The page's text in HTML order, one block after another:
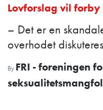
Lovforslag vil forby
– Det er en
overhodet diskuteres
By FRI - foreningen